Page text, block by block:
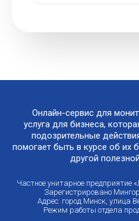
Онлайн-сервис для
услуга для бизнеса,
подозрительные
помогает быть в курсе об их
другой
Частное унитарное
Зарегистрировано
Адрес: город Минск, улица
Режим работы отдела